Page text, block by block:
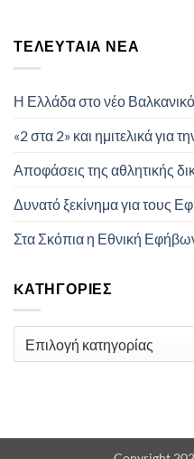
ΤΕΛΕΥΤΑΊΑ ΝΈΑ
Η Ελλάδα στο νέο
«2 στα 2» και ημιτελικά για
Αποφάσεις της αθλητικής
Δυνατό ξεκίνημα για τους
Στα Σκόπια η Εθνική
KΑΤΗΓΟΡΊΕΣ
Kατηγορίες